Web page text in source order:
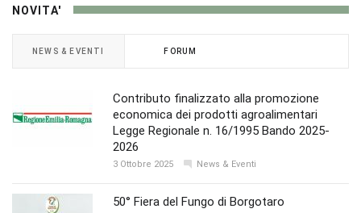
NOVITA'
NEWS & EVENTI FORUM
Contributo finalizzato alla promozione
economica dei prodotti agroalimentari
Legge Regionale n. 16/1995 Bando 2025-
2026
3 Ottobre 2025 News & Eventi
50° Fiera del Fungo di Borgotaro